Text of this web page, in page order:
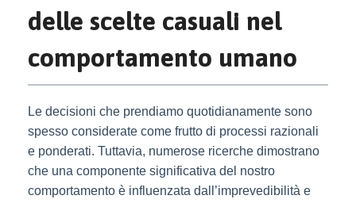
delle scelte casuali nel
comportamento umano
Le decisioni che prendiamo quotidianamente sono
spesso considerate come frutto di processi razionali
e ponderati. Tuttavia, numerose ricerche dimostrano
che una componente significativa del nostro
comportamento è influenzata dall’imprevedibilità e